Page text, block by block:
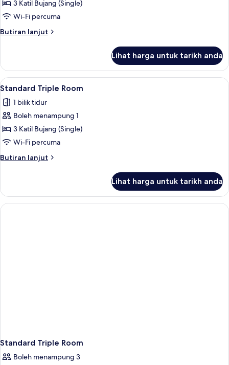
Standard
Triple
Room
3 Katil Bujang (Single)
Wi-Fi percuma
Butiran lanjut
Butiran
Triple
Room
Lihat harga untuk tarikh anda
Lihat
semua
foto
untuk
Standard
Triple
Room
Peralatan tempat tidur
5
Standard Triple Room
1 bilik tidur
Boleh menampung 1
3 Katil Bujang (Single)
Wi-Fi percuma
Butiran lanjut
Butiran
Triple
Room
Lihat harga untuk tarikh anda
Standard Triple Room
Boleh menampung 3